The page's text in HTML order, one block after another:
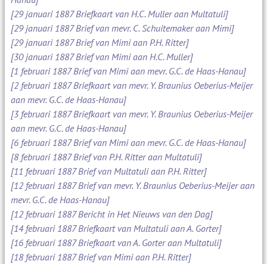
[29 januari 1887 Briefkaart van H.C. Muller aan Multatuli]
[29 januari 1887 Brief van mevr. C. Schuitemaker aan Mimi]
[29 januari 1887 Brief van Mimi aan P.H. Ritter]
[30 januari 1887 Brief van Mimi aan H.C. Muller]
[1 februari 1887 Brief van Mimi aan mevr. G.C. de Haas-Hanau]
[2 februari 1887 Briefkaart van mevr. Y. Braunius Oeberius-Meijer
aan mevr. G.C. de Haas-Hanau]
[3 februari 1887 Briefkaart van mevr. Y. Braunius Oeberius-Meijer
aan mevr. G.C. de Haas-Hanau]
[6 februari 1887 Brief van Mimi aan mevr. G.C. de Haas-Hanau]
[8 februari 1887 Brief van P.H. Ritter aan Multatuli]
[11 februari 1887 Brief van Multatuli aan P.H. Ritter]
[12 februari 1887 Brief van mevr. Y. Braunius Oeberius-Meijer aan
mevr. G.C. de Haas-Hanau]
[12 februari 1887 Bericht in Het Nieuws van den Dag]
[14 februari 1887 Briefkaart van Multatuli aan A. Gorter]
[16 februari 1887 Briefkaart van A. Gorter aan Multatuli]
[18 februari 1887 Brief van Mimi aan P.H. Ritter]